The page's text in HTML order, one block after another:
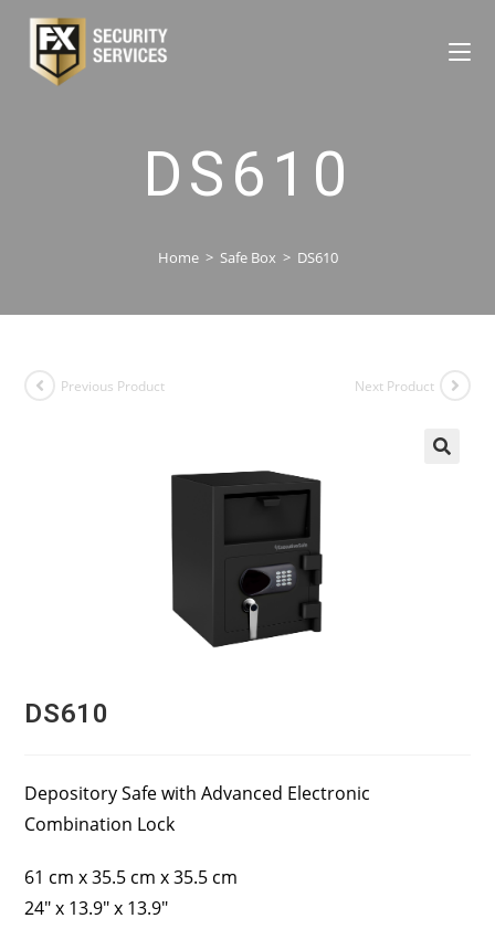
DS610
Home > Safe Box > DS610
Previous Product Next Product
DS610
Depository Safe with Advanced Electronic
Combination Lock
61 cm x 35.5 cm x 35.5 cm
24″ x 13.9″ x 13.9″